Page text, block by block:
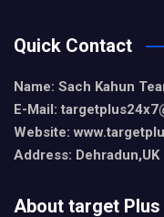
Quick Contact
Name: Sach Kahun
E-Mail:
Website:
Address: Dehradun,UK
About target Plus